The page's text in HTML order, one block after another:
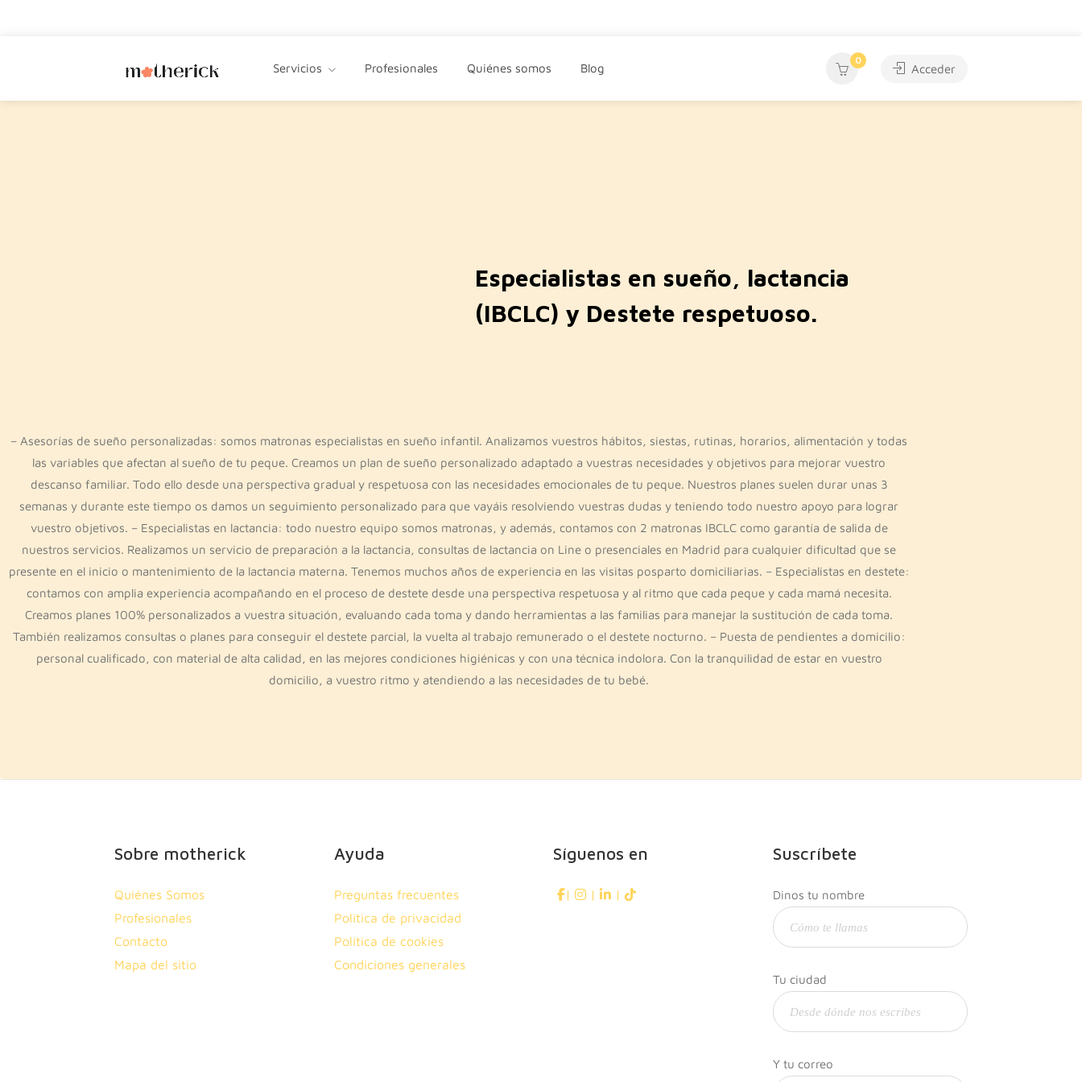
Servicios Profesionales Quiénes somos Blog
0
Acceder
Especialistas en sueño, lactancia
(IBCLC) y Destete respetuoso.
– Asesorías de sueño personalizadas: somos matronas especialistas en sueño infantil. Analizamos vuestros hábitos, siestas, rutinas, horarios, alimentación y todas
las variables que afectan al sueño de tu peque. Creamos un plan de sueño personalizado adaptado a vuestras necesidades y objetivos para mejorar vuestro
descanso familiar. Todo ello desde una perspectiva gradual y respetuosa con las necesidades emocionales de tu peque. Nuestros planes suelen durar unas 3
semanas y durante este tiempo os damos un seguimiento personalizado para que vayáis resolviendo vuestras dudas y teniendo todo nuestro apoyo para lograr
vuestro objetivos. – Especialistas en lactancia: todo nuestro equipo somos matronas, y además, contamos con 2 matronas IBCLC como garantía de salida de
nuestros servicios. Realizamos un servicio de preparación a la lactancia, consultas de lactancia on Line o presenciales en Madrid para cualquier dificultad que se
presente en el inicio o mantenimiento de la lactancia materna. Tenemos muchos años de experiencia en las visitas posparto domiciliarias. – Especialistas en destete:
contamos con amplia experiencia acompañando en el proceso de destete desde una perspectiva respetuosa y al ritmo que cada peque y cada mamá necesita.
Creamos planes 100% personalizados a vuestra situación, evaluando cada toma y dando herramientas a las familias para manejar la sustitución de cada toma.
También realizamos consultas o planes para conseguir el destete parcial, la vuelta al trabajo remunerado o el destete nocturno. – Puesta de pendientes a domicilio:
personal cualificado, con material de alta calidad, en las mejores condiciones higiénicas y con una técnica indolora. Con la tranquilidad de estar en vuestro
domicilio, a vuestro ritmo y atendiendo a las necesidades de tu bebé.
Sobre motherick
Quiénes Somos
Profesionales
Contacto
Mapa del sitio
Ayuda
Preguntas frecuentes
Política de privacidad
Política de cookies
Condiciones generales
Síguenos en
| | |
Suscríbete
Dinos tu nombre
Tu ciudad
Y tu correo